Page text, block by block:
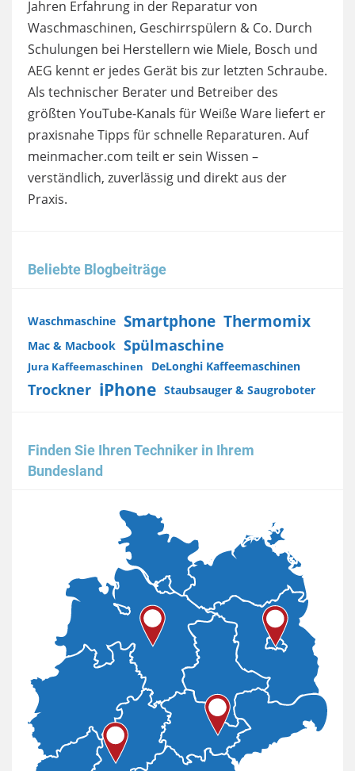
Jahren Erfahrung in der Reparatur von
Waschmaschinen, Geschirrspülern & Co. Durch
Schulungen bei Herstellern wie Miele, Bosch und
AEG kennt er jedes Gerät bis zur letzten Schraube.
Als technischer Berater und Betreiber des
größten YouTube-Kanals für Weiße Ware liefert er
praxisnahe Tipps für schnelle Reparaturen. Auf
meinmacher.com teilt er sein Wissen –
verständlich, zuverlässig und direkt aus der
Praxis.
Beliebte Blogbeiträge
Waschmaschine Smartphone Thermomix
Mac & Macbook Spülmaschine
Jura Kaffeemaschinen DeLonghi Kaffeemaschinen
Trockner iPhone Staubsauger & Saugroboter
Finden Sie Ihren Techniker in Ihrem
Bundesland